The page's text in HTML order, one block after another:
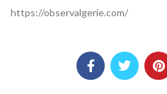
https://observalgerie.com/